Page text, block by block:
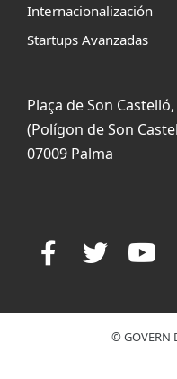
Internacionalización
Startups Avanzadas
Plaça de Son Castelló,
(Polígon de Son
07009 Palma
© GOVERN